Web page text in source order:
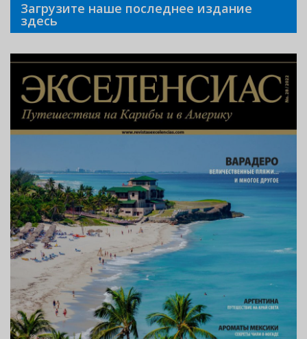
Загрузите наше последнее издание
здесь